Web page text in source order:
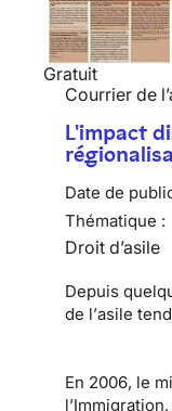
Gratuit
Courrier de
L'impact
Date de
Thématique :
Droit d’asile
Depuis
de l’asile
En 2006, le